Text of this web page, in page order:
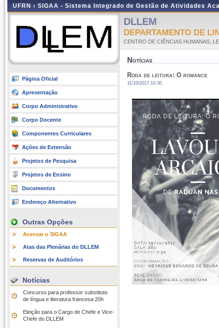
UFRN › SIGAA - Sistema Integrado de Gestão de Atividades
Página Oficial
Apresentação
Corpo Administrativo
Corpo Docente
Componentes Curriculares
Ações de Extensão
Projetos de Pesquisa
Projetos de Ensino
Documentos
Endereço Alternativo
Outras Opções
Acessar o SIGAA
Atas das Plenárias do DLLEM
Reservas de Auditórios
Notícias
Concurso para professor substituto
de língua e literatura francesa 20h
Eleição para o Cargo de Chefe e Vice-
Chefe do DLLEM
DLLEM
DEPARTAMENTO DE
CENTRO DE CIÊNCIAS HUMANAS,
Notícias
Roda de leitura: O romance
11/10/2017 10:30